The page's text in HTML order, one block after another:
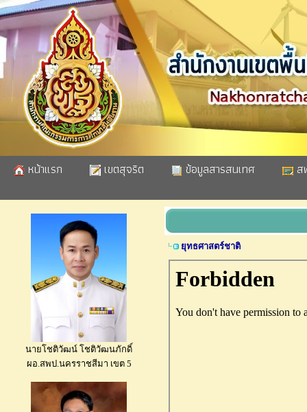
หน้าแรก เขตสุจริต ข้อมูลสารสนเทศ ส
นายโชติวัฒน์ โชติวัฒนภักดิ์
ผอ.สพป.นครราชสีมา เขต 5
ยุทธศาสตร์ชาติ